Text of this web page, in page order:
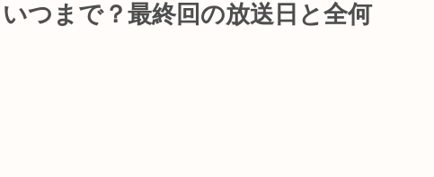
つまで？最終回の放送日と全何